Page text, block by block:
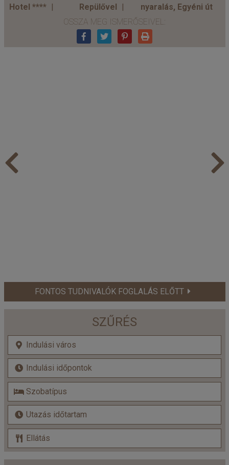
Hotel ****
Repülővel
nyaralás, Egyéni út
OSSZA MEG ISMERŐSEIVEL:
FONTOS TUDNIVALÓK FOGLALÁS ELŐTT
SZŰRÉS